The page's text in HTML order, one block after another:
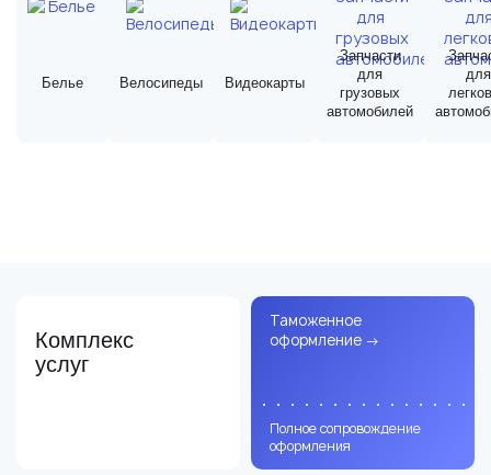
Белье Велосипеды Видеокарты
Запчасти
для
грузовых
автомобилей
для
Комплекс
услуг
Таможенное
оформление →
Полное сопровождение
оформления